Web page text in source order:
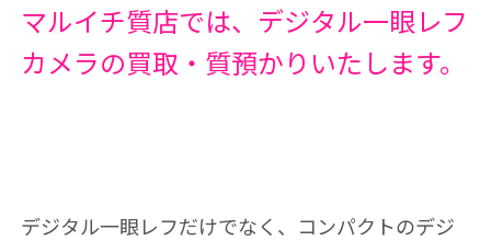
マルイチ質店では、デジタル一眼レフ
カメラの買取・質預かりいたします。
デジタル一眼レフだけでなく、コンパクトのデジ